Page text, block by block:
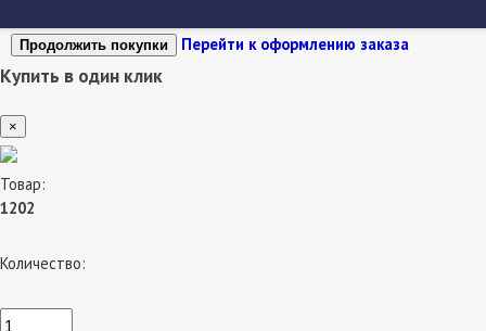
Продолжить покупки Перейти к оформлению заказа
Купить в один клик
×
Товар:
1202
Количество: